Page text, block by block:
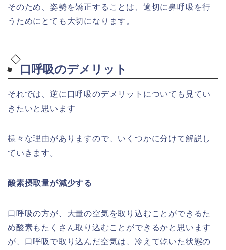
そのため、姿勢を矯正することは、適切に鼻呼吸を行
うためにとても大切になります。
口呼吸のデメリット
それでは、逆に口呼吸のデメリットについても見てい
きたいと思います
様々な理由がありますので、いくつかに分けて解説し
ていきます。
酸素摂取量が減少する
口呼吸の方が、大量の空気を取り込むことができるた
め酸素もたくさん取り込むことができるかと思います
が、口呼吸で取り込んだ空気は、冷えて乾いた状態の